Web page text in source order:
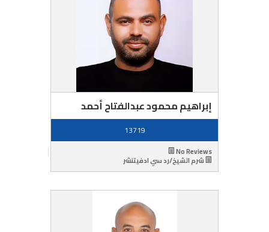
إبراهيم محمود عبدالفتاح أحمد
13719
No Reviews
شرم الشيخ/رد سي ادفيتنشر